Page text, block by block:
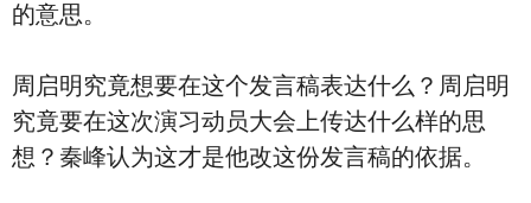
的意思。
周启明究竟想要在这个发言稿表达什么？周启明
究竟要在这次演习动员大会上传达什么样的思
想？秦峰认为这才是他改这份发言稿的依据。